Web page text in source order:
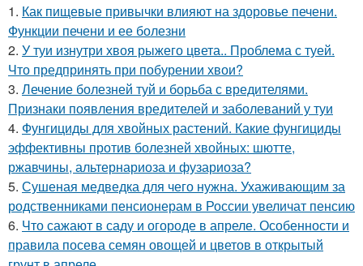
1. Как пищевые привычки влияют на здоровье печени.
Функции печени и ее болезни
2. У туи изнутри хвоя рыжего цвета.. Проблема с туей.
Что предпринять при побурении хвои?
3. Лечение болезней туй и борьба с вредителями.
Признаки появления вредителей и заболеваний у туи
4. Фунгициды для хвойных растений. Какие фунгициды
эффективны против болезней хвойных: шютте,
ржавчины, альтернариоза и фузариоза?
5. Сушеная медведка для чего нужна. Ухаживающим за
родственниками пенсионерам в России увеличат пенсию
6. Что сажают в саду и огороде в апреле. Особенности и
правила посева семян овощей и цветов в открытый